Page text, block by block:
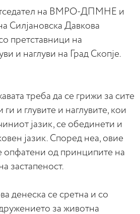
на ВМРО-ДПМНЕ и
Силјановска Давкова
претставници на
и наглуви на Град Скопје.
треба да се грижи за сите
ги и глувите и наглувите, кои
јазик, се обединети и
јазик. Според неа, овие
опфатени од принципите на
застапеност.
денеска се сретна и со
за животна